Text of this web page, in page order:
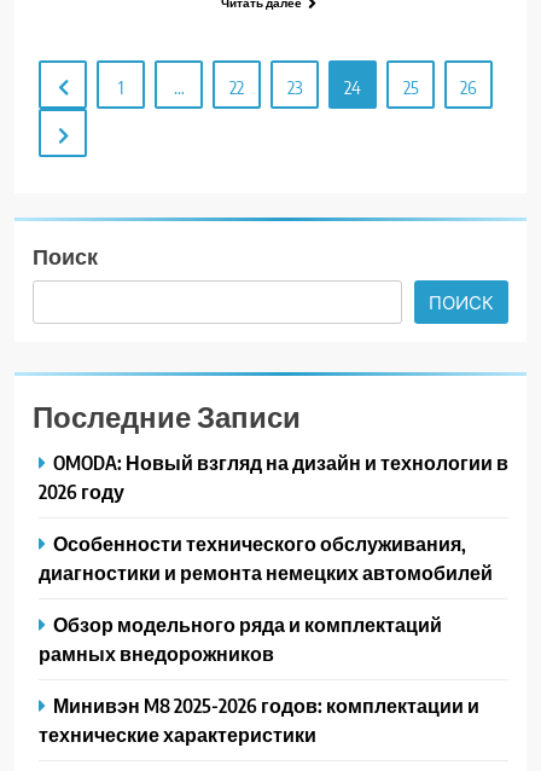
1 … 22 23 24 25 26
Поиск
ПОИСК
Последние Записи
OMODA: Новый взгляд на дизайн и технологии в
2026 году
Особенности технического обслуживания,
диагностики и ремонта немецких автомобилей
Обзор модельного ряда и комплектаций
рамных внедорожников
Минивэн M8 2025-2026 годов: комплектации и
технические характеристики